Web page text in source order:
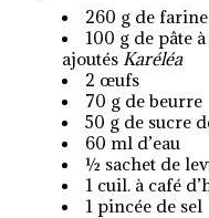
260 g de farine
100 g de pâte
ajoutés Karéléa
2 œufs
70 g de beurre
50 g de sucre
60 ml d’eau
½ sachet de
1 cuil. à café
1 pincée de sel